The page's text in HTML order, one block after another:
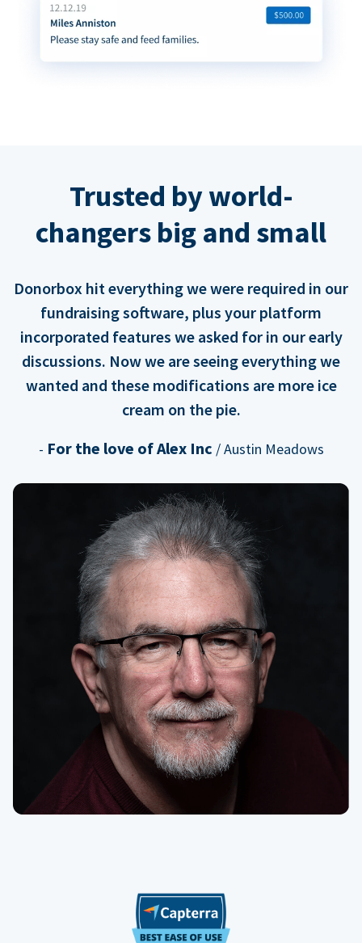
Trusted by world-
changers big and small
Donorbox hit everything we were required in our
fundraising software, plus your platform
incorporated features we asked for in our early
discussions. Now we are seeing everything we
wanted and these modifications are more ice
cream on the pie.
- For the love of Alex Inc / Austin Meadows